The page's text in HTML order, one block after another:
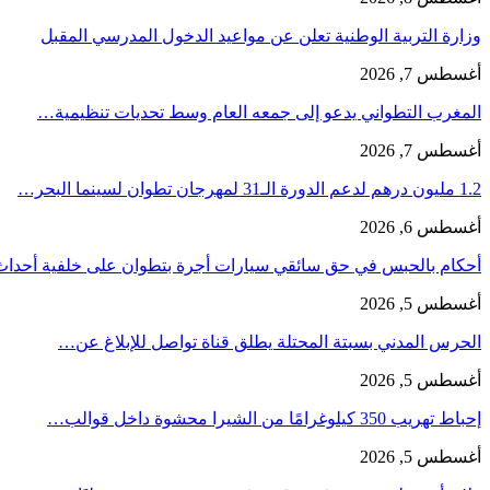
وزارة التربية الوطنية تعلن عن مواعيد الدخول المدرسي المقبل
أغسطس 7, 2026
المغرب التطواني يدعو إلى جمعه العام وسط تحديات تنظيمية…
أغسطس 7, 2026
1.2 مليون درهم لدعم الدورة الـ31 لمهرجان تطوان لسينما البحر…
أغسطس 6, 2026
أحكام بالحبس في حق سائقي سيارات أجرة بتطوان على خلفية
أغسطس 5, 2026
الحرس المدني بسبتة المحتلة يطلق قناة تواصل للإبلاغ عن…
أغسطس 5, 2026
إحباط تهريب 350 كيلوغرامًا من الشيرا محشوة داخل قوالب…
أغسطس 5, 2026